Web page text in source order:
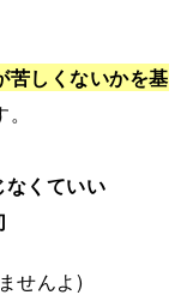
苦しくないかを基
くていい
せんよ)